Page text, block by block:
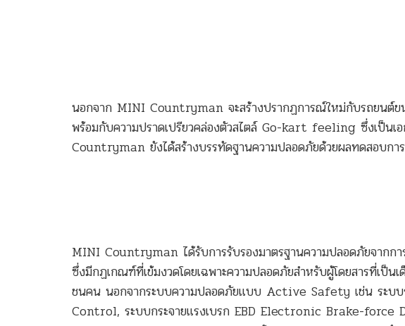
นอกจาก MINI Countryman จะสร้างปรากฏการณ์ใหม่กับรถยนต์
พร้อมกับความปราดเปรียวคล่องตัวสไตล์ Go-kart feeling ซึ่งเป็น
Countryman ยังได้สร้างบรรทัดฐานความปลอดภัยด้วยผลทดสอบก
MINI Countryman ได้รับการรับรองมาตรฐานความปลอดภัยจากก
ซึ่งมีกฏเกณฑ์ที่เข้มงวดโดยเฉพาะความปลอดภัยสำหรับผู้โดยสารที่เป็
ชนคน นอกจากระบบความปลอดภัยแบบ Active Safety เช่น ระบ
Control, ระบบกระจายแรงเบรก EBD Electronic Brake-force